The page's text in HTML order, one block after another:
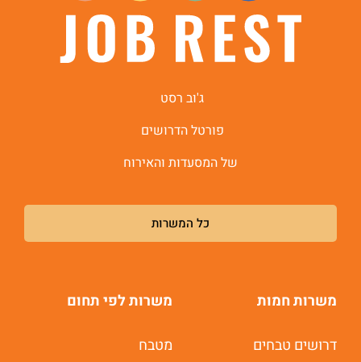
ג'וב רסט
פורטל הדרושים
של המסעדות והאירוח
כל המשרות
משרות חמות
דרושים טבחים
משרות לפי תחום
מטבח